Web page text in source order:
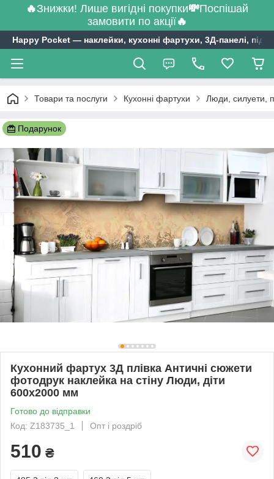
🔥Знижки! Лише вигідні покупки💸Поспішай
замовити по акції🔥
Happy Pocket ― наклейки, кухонні фартухи, 3Д-панелі,
Товари та послуги Кухонні фартухи Люди, силуети,
Подарунок
Кухонний фартух 3Д плівка Античні сюжети
фотодрук наклейка на стіну Люди, діти
600х2000 мм
Готово до відправки
Код: Z183735_1
Опт і роздріб
510 ₴